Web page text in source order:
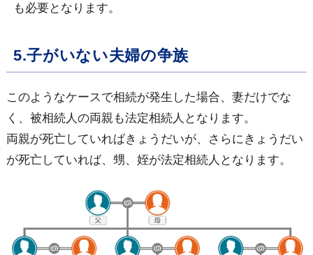
も必要となります。
5.子がいない夫婦の争族
このようなケースで相続が発生した場合、妻だけでな
く、被相続人の両親も法定相続人となります。
両親が死亡していればきょうだいが、さらにきょうだい
が死亡していれば、甥、姪が法定相続人となります。